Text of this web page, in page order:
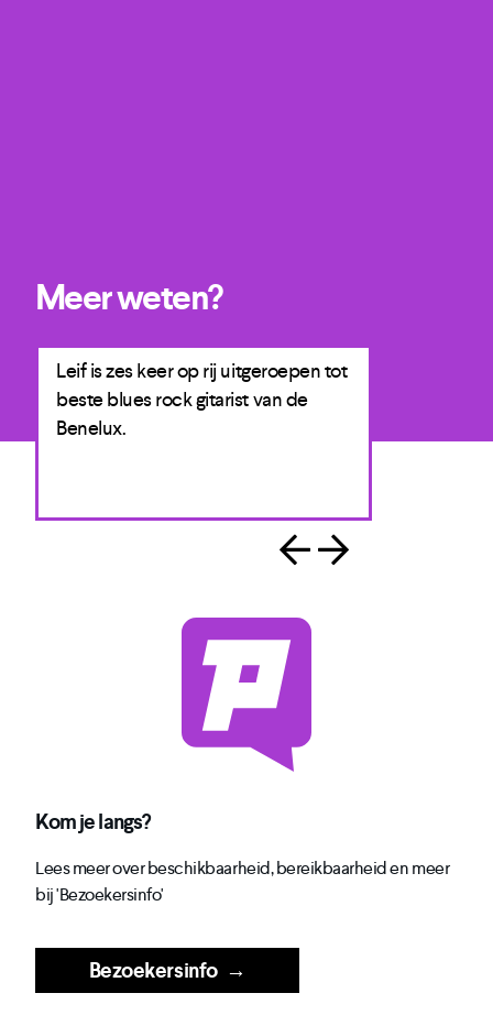
Meer weten?
Leif is zes keer op rij uitgeroepen tot
beste blues rock gitarist van de
Benelux.
Kom je langs?
Lees meer over beschikbaarheid, bereikbaarheid en meer
bij 'Bezoekersinfo'
Bezoekersinfo→